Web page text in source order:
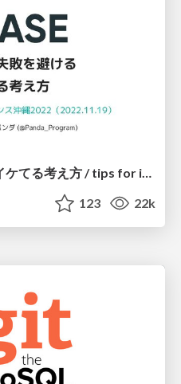
個人開発の失敗を避けるイケてる考え方 / tips for indie hackers
123 22k